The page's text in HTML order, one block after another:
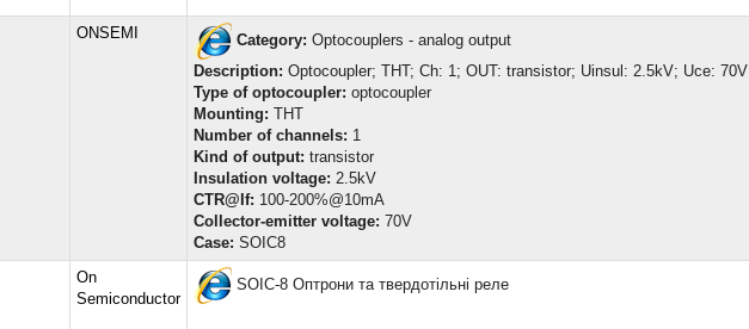
ONSEMI Category: Optocouplers - analog output
Description: Optocoupler; THT; Ch: 1; OUT: transistor; Uinsul: 2.5kV; Uce: 70V
Type of optocoupler: optocoupler
Mounting: THT
Number of channels: 1
Kind of output: transistor
Insulation voltage: 2.5kV
CTR@If: 100-200%@10mA
Collector-emitter voltage: 70V
Case: SOIC8
On
Semiconductor
SOIC-8 Оптрони та твердотільні реле